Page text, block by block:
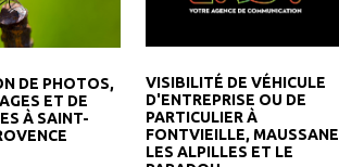
DE PHOTOS,
ET DE
À SAINT-
VISIBILITÉ DE VÉHICULE
D'ENTREPRISE OU DE
PARTICULIER À
FONTVIEILLE, MAUSSANE
LES ALPILLES ET LE